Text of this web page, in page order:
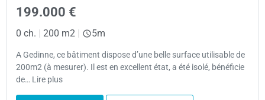
199.000 €
0 ch. | 200 m2 | 5m
A Gedinne, ce bâtiment dispose d’une belle surface utilisable de
200m2 (à mesurer). Il est en excellent état, a été isolé, bénéficie
de… Lire plus